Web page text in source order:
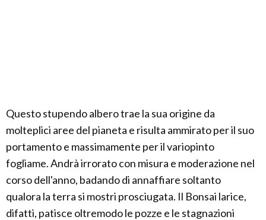
Questo stupendo albero trae la sua origine da
molteplici aree del pianeta e risulta ammirato per il suo
portamento e massimamente per il variopinto
fogliame. Andrà irrorato con misura e moderazione nel
corso dell'anno, badando di annaffiare soltanto
qualora la terra si mostri prosciugata. Il Bonsai larice,
difatti, patisce oltremodo le pozze e le stagnazioni